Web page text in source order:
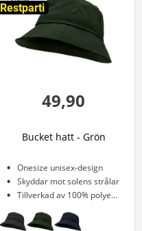
Restparti
49,90
Bucket hatt - Grön
Onesize unisex-design
Skyddar mot solens strålar
Tillverkad av 100% polyester